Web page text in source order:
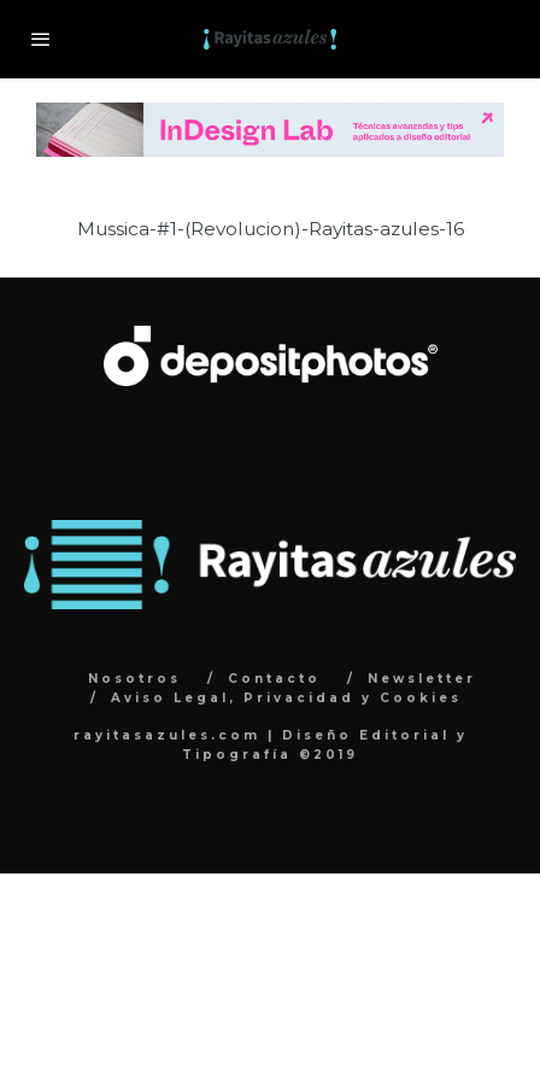
Mussica-#1-(Revolucion)-Rayitas-azules-16
Nosotros Contacto
Newsletter
Aviso Legal, Privacidad y Cookies
rayitasazules.com | Diseño Editorial y
Tipografía ©2019